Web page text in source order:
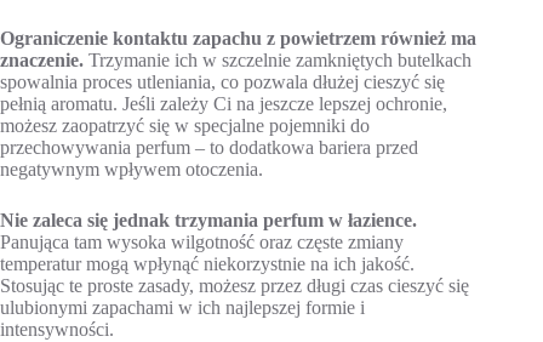
Ograniczenie kontaktu zapachu z powietrzem również ma
znaczenie. Trzymanie ich w szczelnie zamkniętych butelkach
spowalnia proces utleniania, co pozwala dłużej cieszyć się
pełnią aromatu. Jeśli zależy Ci na jeszcze lepszej ochronie,
możesz zaopatrzyć się w specjalne pojemniki do
przechowywania perfum – to dodatkowa bariera przed
negatywnym wpływem otoczenia.
Nie zaleca się jednak trzymania perfum w łazience.
Panująca tam wysoka wilgotność oraz częste zmiany
temperatur mogą wpłynąć niekorzystnie na ich jakość.
Stosując te proste zasady, możesz przez długi czas cieszyć się
ulubionymi zapachami w ich najlepszej formie i
intensywności.